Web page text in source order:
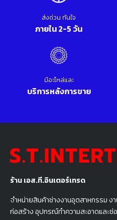
ร้าน เอส.ที.อินเตอร์เทรด
จำหน่ายสินค้าช่างงานอุตสาหกรรม ง
ก่อสร้าง อุปกรณ์ทำความสะอาดและซ่
ส่งด่วน ทันใจ
ภายใน 2-5 วัน
มีอะไหล่และ
บริการหลังการขาย